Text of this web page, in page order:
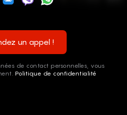
un appel !
de contact personnelles, vous
Politique de confidentialité